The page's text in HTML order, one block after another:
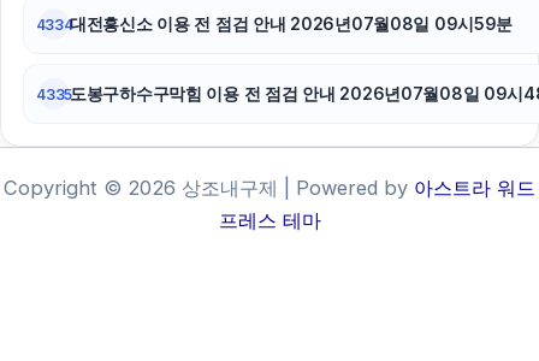
4334대전흥신소 이용 전 점검 안내 2026년07월08일 09시59분
4335도봉구하수구막힘 이용 전 점검 안내 2026년07월08일 09시
Copyright © 2026 상조내구제 | Powered by 아스트라 워드
프레스 테마